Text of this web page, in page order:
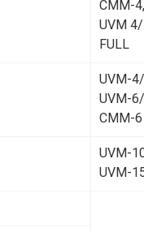
CMM-4,
UVM
FULL
UVM-
UVM-
CMM-6
UVM-
UVM-